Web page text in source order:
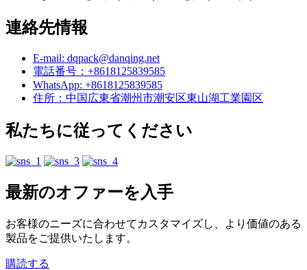
連絡先情報
E-mail: dqpack@danqing.net
電話番号：+8618125839585
WhatsApp: +8618125839585
住所：中国広東省潮州市潮安区東山湖工業園区
私たちに従ってください
最新のオファーを入手
お客様のニーズに合わせてカスタマイズし、より価値のある
製品をご提供いたします。
購読する